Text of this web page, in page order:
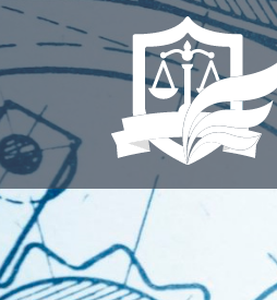
Skip
to
content